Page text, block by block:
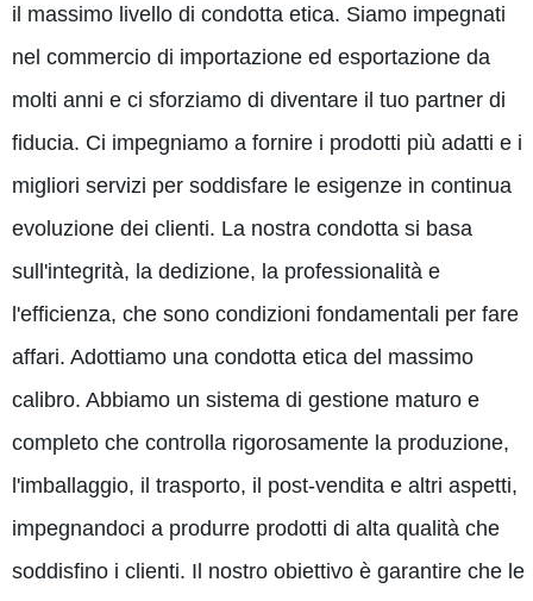
il massimo livello di condotta etica. Siamo impegnati
nel commercio di importazione ed esportazione da
molti anni e ci sforziamo di diventare il tuo partner di
fiducia. Ci impegniamo a fornire i prodotti più adatti e i
migliori servizi per soddisfare le esigenze in continua
evoluzione dei clienti. La nostra condotta si basa
sull'integrità, la dedizione, la professionalità e
l'efficienza, che sono condizioni fondamentali per fare
affari. Adottiamo una condotta etica del massimo
calibro. Abbiamo un sistema di gestione maturo e
completo che controlla rigorosamente la produzione,
l'imballaggio, il trasporto, il post-vendita e altri aspetti,
impegnandoci a produrre prodotti di alta qualità che
soddisfino i clienti. Il nostro obiettivo è garantire che le